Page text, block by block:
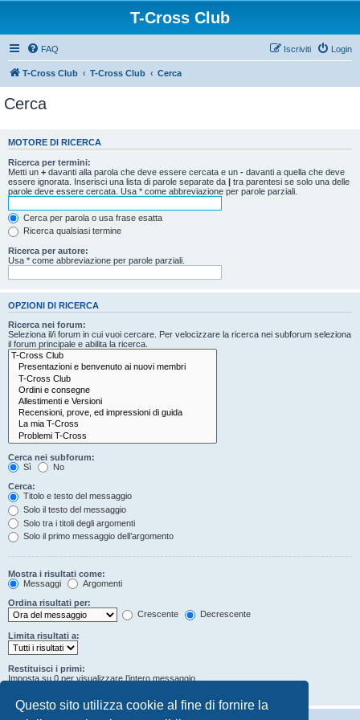
Questo sito utilizza cookie al fine di fornire la
T-Cross Club
FAQ Login
Iscriviti
T-Cross Club T-Cross Club Cerca
Cerca
MOTORE DI RICERCA
Ricerca per termini:
Metti un + davanti alla parola che deve essere cercata e un - davanti a quella che deve
essere ignorata. Inserisci una lista di parole separate da | tra parentesi se solo una delle
parole deve essere cercata. Usa * come abbreviazione per parole parziali.
Cerca per parola o usa frase esatta
Ricerca qualsiasi termine
Ricerca per autore:
Usa * come abbreviazione per parole parziali.
OPZIONI DI RICERCA
Ricerca nei forum:
Seleziona il/i forum in cui vuoi cercare. Per velocizzare la ricerca nei subforum seleziona
il forum principale e abilita la ricerca.
Cerca nei subforum:
Sì
No
Cerca:
Titolo e testo del messaggio
Solo il testo del messaggio
Solo tra i titoli degli argomenti
Solo il primo messaggio dell’argomento
Mostra i risultati come:
Messaggi
Argomenti
Ordina risultati per:
Crescente
Decrescente
Limita risultati a:
Restituisci i primi:
Imposta su 0 per visualizzare l’intero messaggio.